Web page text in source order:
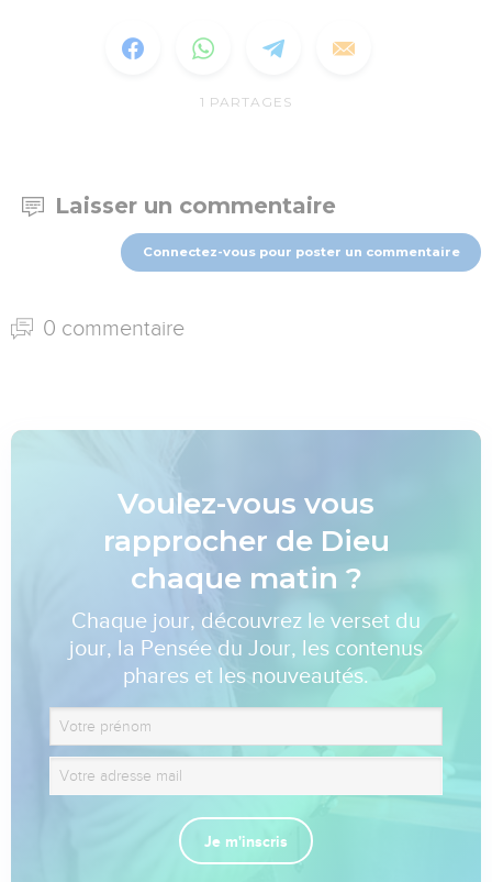
1 PARTAGES
Laisser un commentaire
Connectez-vous pour poster un commentaire
0 commentaire
Voulez-vous vous
rapprocher de Dieu
chaque matin ?
Chaque jour, découvrez le verset du
jour, la Pensée du Jour, les contenus
phares et les nouveautés.
Je m'inscris